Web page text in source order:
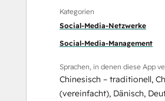
Kategorien
Social-Media-Netzwerke
Social-Media-Management
Sprachen, in denen diese App
Chinesisch – traditionell,
(vereinfacht), Dänisch,